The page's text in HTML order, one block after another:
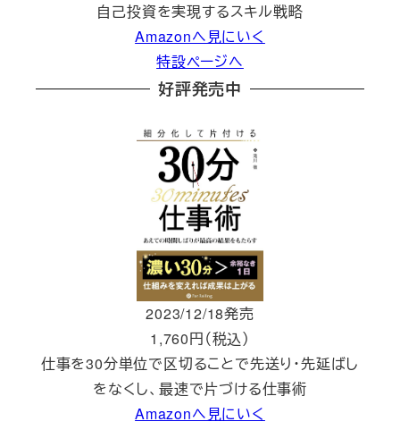
自己投資を実現するスキル戦略
Amazonへ見にいく
特設ページへ
好評発売中
2023/12/18発売
1,760円（税込）
仕事を30分単位で区切ることで先送り・先延ばし
をなくし、最速で片づける仕事術
Amazonへ見にいく